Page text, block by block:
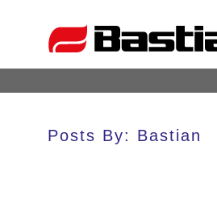
Unternehmen
Posts By: Bastian